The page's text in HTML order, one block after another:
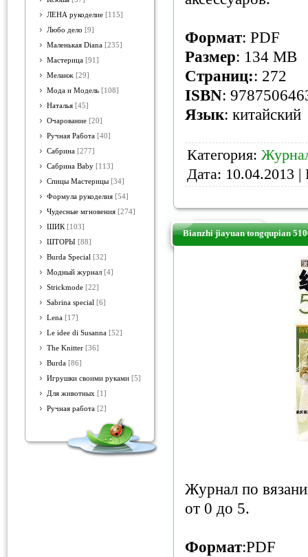
ЛЕНА рукоделие [115]
Любо дело [9]
Маленькая Diana [235]
Мастерица [91]
Меланж [29]
Мода и Модель [108]
Наталья [45]
Очарование [20]
Ручная Работа [40]
Сабрина [277]
Сабрина Baby [113]
Спицы Мастерицы [34]
Формула рукоделия [54]
Чудесные мгновения [274]
ШИК [103]
ШТОРЫ [88]
Burda Special [32]
Модный журнал [4]
Strickmode [22]
Sabrina special [6]
Lena [17]
Le idee di Susanna [52]
The Knitter [36]
Burda [86]
Игрушки своими руками [5]
Для животных [1]
Ручная работа [2]
Формат: PDF
Размер: 134 MB
Страниц:: 272
ISBN:
Язык: китайский
Категория:
Дата: 10.04.2013 |
Bianzhi jiayuan tongqupian
Журнал по
от 0 до 5.
Формат:PDF